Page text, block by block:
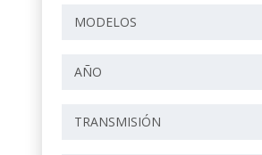
MODELOS
AÑO
TRANSMISIÓN